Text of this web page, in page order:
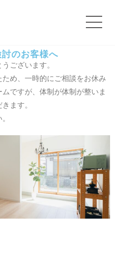
のお客様へ
ございます。
め、一時的にご相談をお休み
ですが、体制が体制が整いま
ます。